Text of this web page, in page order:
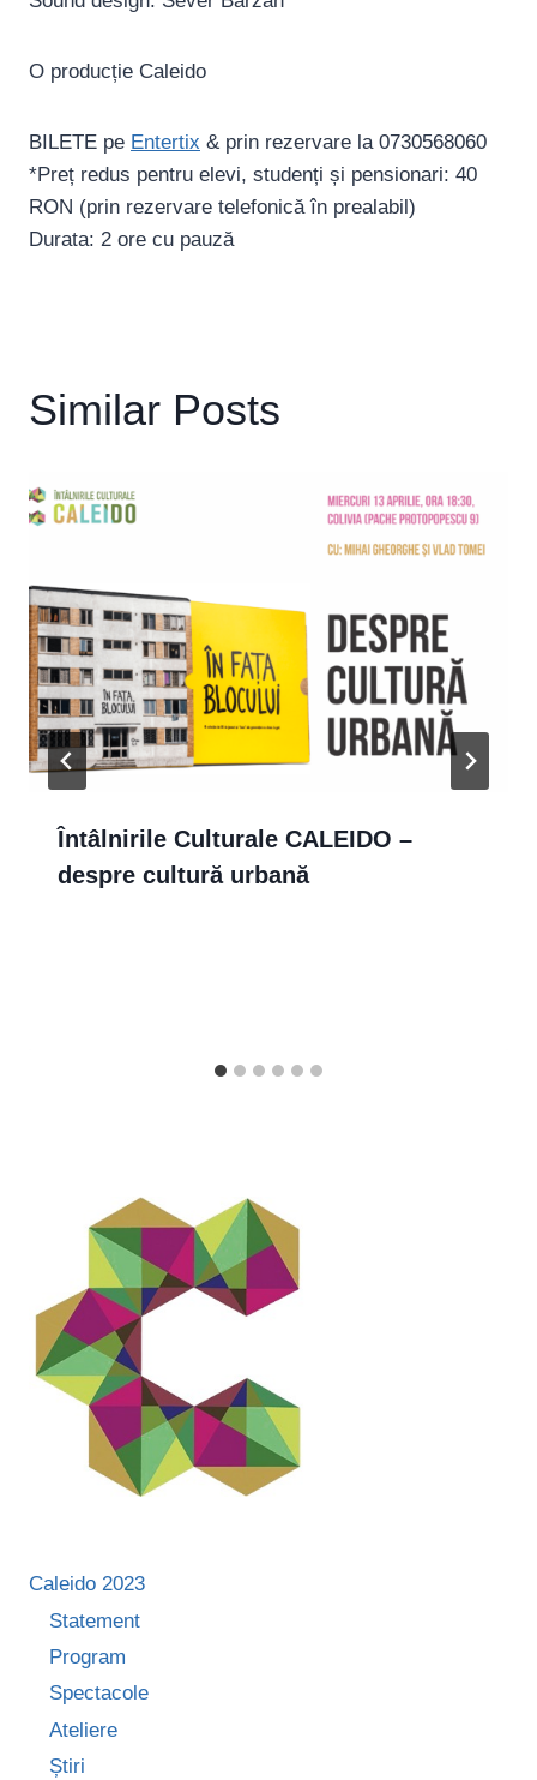
O producție Caleido
BILETE pe Entertix & prin rezervare la 0730568060
*Preț redus pentru elevi, studenți și pensionari: 40
RON (prin rezervare telefonică în prealabil)
Durata: 2 ore cu pauză
Similar Posts
Întâlnirile Culturale CALEIDO –
despre cultură urbană
Caleido 2023
Statement
Program
Spectacole
Ateliere
Știri